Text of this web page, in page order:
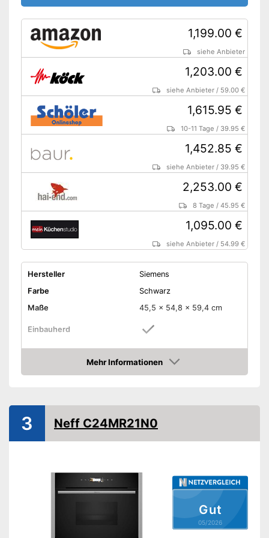
Restwärmeanzeige
Kindersicherung
Kann auch als Mikrowelle
genutzt werden
Amazon Lieferzeit
siehe Anbieter
1,199.00 €
siehe Anbieter
1,203.00 €
siehe Anbieter / 59.00 €
1,615.95 €
10-11 Tage / 39.95 €
1,452.85 €
siehe Anbieter / 39.95 €
2,253.00 €
8 Tage /45.95 €
1,095.00 €
siehe Anbieter / 54.99 €
Hersteller
Siemens
Farbe
Schwarz
Maße
45,5 x 54,8 x 59,4 cm
Einbauherd
Ausstattung & Funktionen
Kleinflächengrill,
Pizzastufe, und weitere
Fassungsvermögen Ofen
45 l
Selbstreinigungsfunktion
Mehr Informationen
Amazon
Gut
05/2026
3 Neff C24MR21N0